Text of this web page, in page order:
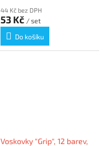
44 Kč bez DPH
53 Kč / set
Do košíku
Voskovky "Grip", 12 barev,